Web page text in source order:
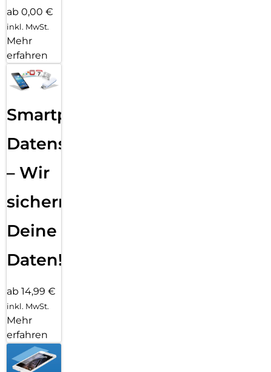
ab 0,00 €
inkl. MwSt.
Mehr
erfahren
Smartphone
Datensicherung
– Wir
sichern
Deine
Daten!
ab 14,99 €
inkl. MwSt.
Mehr
erfahren